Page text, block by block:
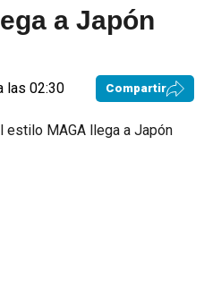
a Japón
las 02:30 Compartir